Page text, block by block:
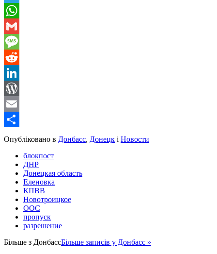
Telegram
WhatsApp
Gmail
Message
Reddit
LinkedIn
WordPress
Email
Share
Опубліковано в Донбасс, Донецк і Новости
блокпост
ДНР
Донецкая область
Еленовка
КПВВ
Новотроицкое
ООС
пропуск
разрешение
Більше з ДонбассБільше записів у Донбасс »